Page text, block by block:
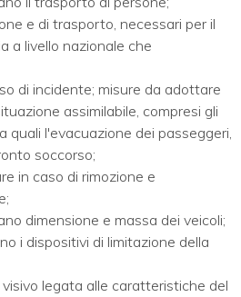
e di trasporto, necessari per il
a livello nazionale che
di incidente; misure da adottare
assimilabile, compresi gli
quali l'evacuazione dei passeggeri,
soccorso;
in caso di rimozione e
dimensione e massa dei veicoli;
i dispositivi di limitazione della
legata alle caratteristiche del